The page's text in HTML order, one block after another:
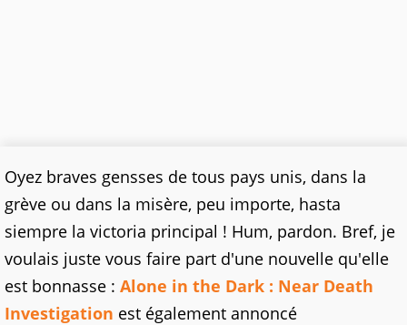
Oyez braves gensses de tous pays unis, dans la
grève ou dans la misère, peu importe, hasta
siempre la victoria principal ! Hum, pardon. Bref, je
voulais juste vous faire part d'une nouvelle qu'elle
est bonnasse : Alone in the Dark : Near Death
Investigation est également annoncé